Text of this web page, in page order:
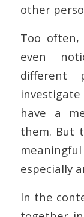
other
Too
even
different
have a
them. But
especially
In the